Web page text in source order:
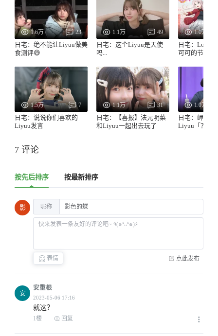
1.6万 23
日宅：绝不能让Liyuu做美
食测评😅
1.5万 7
日宅：说说你们喜欢的
Liyuu发言
1.1万 49
日宅：这个Liyuu是天使
吗...
1.1万 31
日宅：【喜报】法元明菜
和Liyuu一起出去玩了
1.0万
日宅：
可可的节目第
1.0万
日宅：岬奈
Liyuu「？」
7 评论
按先后排序 按最新排序
影 昵称
表情 点此发布
安
安重根
就这？
1楼 回复